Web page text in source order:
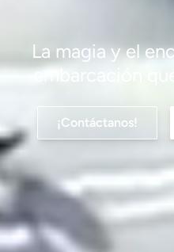
La magia y el
embarcación
¡Contáctanos!